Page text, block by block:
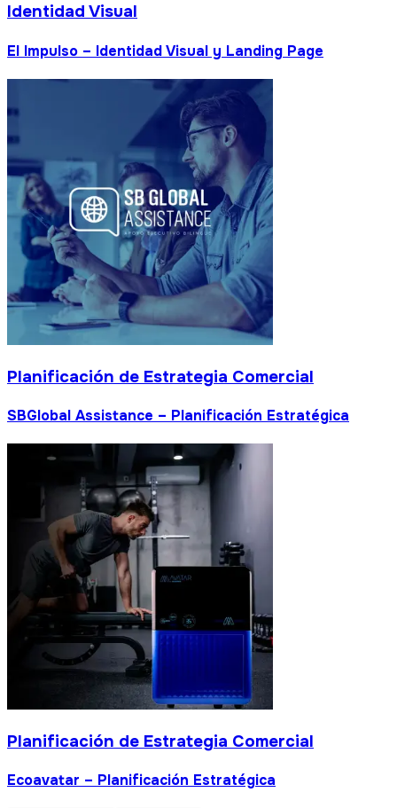
Identidad Visual
El Impulso – Identidad Visual y Landing Page
Planificación de Estrategia Comercial
SBGlobal Assistance – Planificación Estratégica
Planificación de Estrategia Comercial
Ecoavatar – Planificación Estratégica